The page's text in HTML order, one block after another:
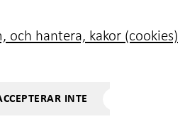
och hantera, kakor (cookies)
INTE